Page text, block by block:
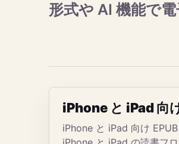
形式や AI 機能で
iPhone と iPad 向
iPhone と iPad 向け